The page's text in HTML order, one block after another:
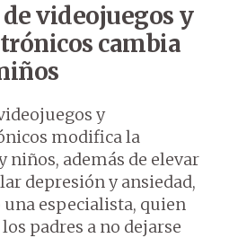
videojuegos y
cambia
y
modifica la
niños, además de elevar
depresión y ansiedad,
especialista, quien
padres a no dejarse